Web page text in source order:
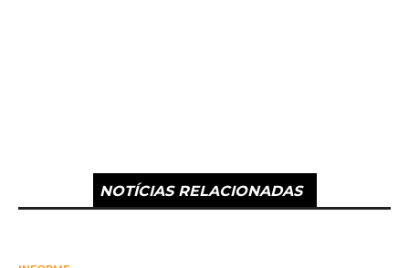
NOTÍCIAS RELACIONADAS